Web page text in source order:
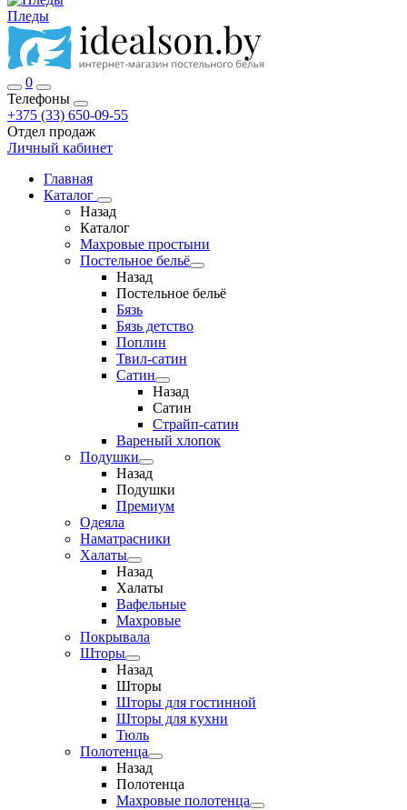
Пледы
0
Телефоны
+375 (33) 650-09-55
Отдел продаж
Личный кабинет
Главная
Каталог
Назад
Каталог
Махровые простыни
Постельное бельё
Назад
Постельное бельё
Бязь
Бязь детство
Поплин
Твил-сатин
Сатин
Назад
Сатин
Страйп-сатин
Вареный хлопок
Подушки
Назад
Подушки
Премиум
Одеяла
Наматрасники
Халаты
Назад
Халаты
Вафельные
Махровые
Покрывала
Шторы
Назад
Шторы
Шторы для гостинной
Шторы для кухни
Тюль
Полотенца
Назад
Полотенца
Махровые полотенца